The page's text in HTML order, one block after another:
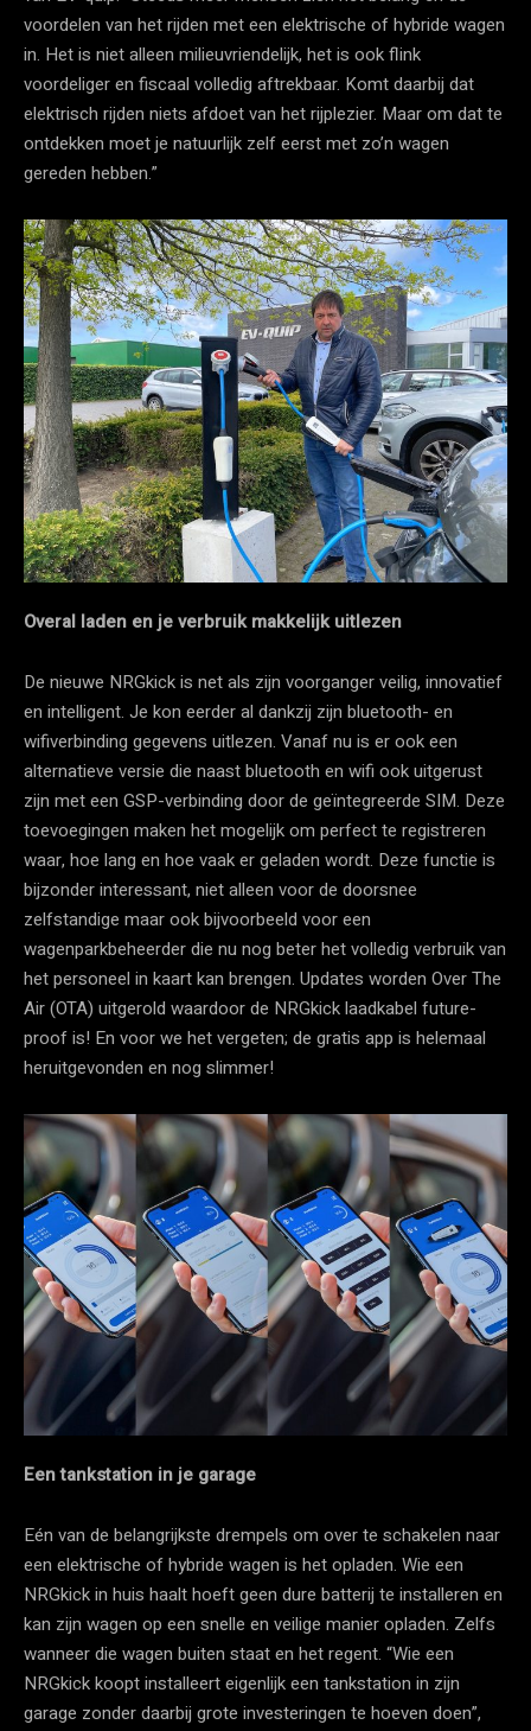
voordelen van het rijden met een elektrische of hybride wagen
in. Het is niet alleen milieuvriendelijk, het is ook flink
voordeliger en fiscaal volledig aftrekbaar. Komt daarbij dat
elektrisch rijden niets afdoet van het rijplezier. Maar om dat te
ontdekken moet je natuurlijk zelf eerst met zo’n wagen
gereden hebben.”
Overal laden en je verbruik makkelijk uitlezen
De nieuwe NRGkick is net als zijn voorganger veilig, innovatief
en intelligent. Je kon eerder al dankzij zijn bluetooth- en
wifiverbinding gegevens uitlezen. Vanaf nu is er ook een
alternatieve versie die naast bluetooth en wifi ook uitgerust
zijn met een GSP-verbinding door de geïntegreerde SIM. Deze
toevoegingen maken het mogelijk om perfect te registreren
waar, hoe lang en hoe vaak er geladen wordt. Deze functie is
bijzonder interessant, niet alleen voor de doorsnee
zelfstandige maar ook bijvoorbeeld voor een
wagenparkbeheerder die nu nog beter het volledig verbruik van
het personeel in kaart kan brengen. Updates worden Over The
Air (OTA) uitgerold waardoor de NRGkick laadkabel future-
proof is! En voor we het vergeten; de gratis app is helemaal
heruitgevonden en nog slimmer!
Een tankstation in je garage
Eén van de belangrijkste drempels om over te schakelen naar
een elektrische of hybride wagen is het opladen. Wie een
NRGkick in huis haalt hoeft geen dure batterij te installeren en
kan zijn wagen op een snelle en veilige manier opladen. Zelfs
wanneer die wagen buiten staat en het regent. “Wie een
NRGkick koopt installeert eigenlijk een tankstation in zijn
garage zonder daarbij grote investeringen te hoeven doen”,